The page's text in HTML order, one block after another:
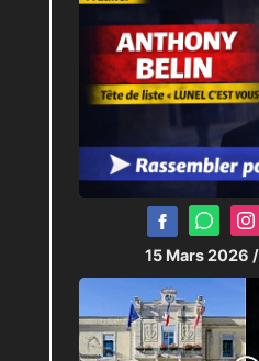
15 Mars 2026